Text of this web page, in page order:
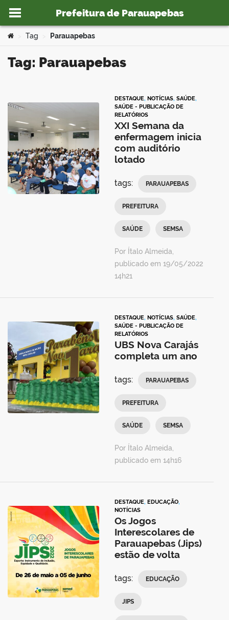
Ir para o conteúdo
Prefeitura de Parauapebas
Você está aqui:
Tag Parauapebas
Tag: Parauapebas
DESTAQUE, NOTÍCIAS, SAÚDE,
SAÚDE - PUBLICAÇÃO DE
RELATÓRIOS
XXI Semana da
enfermagem inicia
com auditório
lotado
tags: PARAUAPEBAS
PREFEITURA
SAÚDE SEMSA
Por Ítalo Almeida,
publicado em 19/05/2022
14h21
DESTAQUE, NOTÍCIAS, SAÚDE,
SAÚDE - PUBLICAÇÃO DE
RELATÓRIOS
UBS Nova Carajás
completa um ano
tags: PARAUAPEBAS
PREFEITURA
SAÚDE SEMSA
Por Ítalo Almeida,
publicado em 14h16
DESTAQUE, EDUCAÇÃO,
NOTÍCIAS
Os Jogos
Interescolares de
Parauapebas (Jips)
estão de volta
tags: EDUCAÇÃO
JIPS